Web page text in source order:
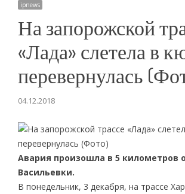
ipnews
На запорожской
«Лада» слетела в
перевернулась
04.12.2018
Авария произошла в 5 километров
Васильевки.
В понедельник, 3 декабря, на трассе